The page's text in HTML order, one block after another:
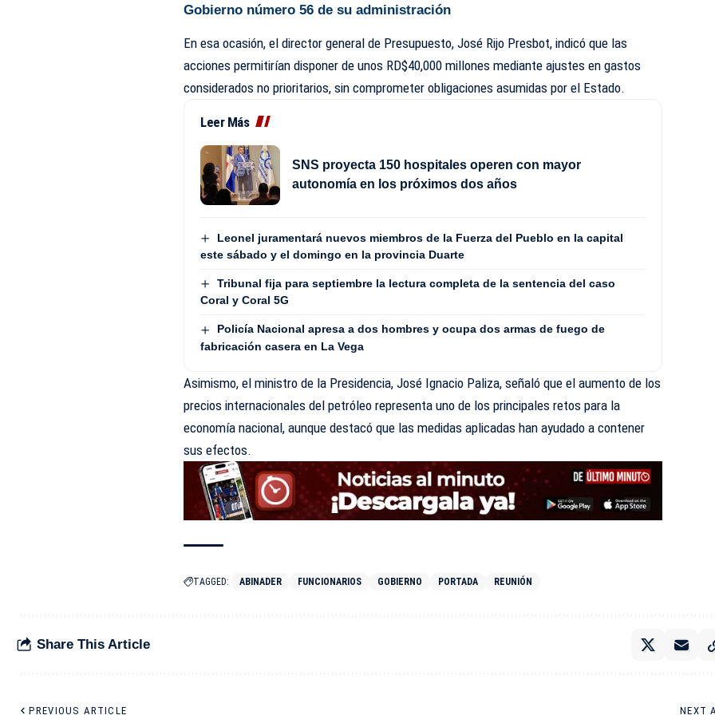
Gobierno número 56 de su administración
En esa ocasión, el director general de Presupuesto, José Rijo Presbot, indicó que las
acciones permitirían disponer de unos RD$40,000 millones mediante ajustes en gastos
considerados no prioritarios, sin comprometer obligaciones asumidas por el Estado.
Leer Más
SNS proyecta 150 hospitales operen con mayor
autonomía en los próximos dos años
Leonel juramentará nuevos miembros de la Fuerza del Pueblo en la capital
este sábado y el domingo en la provincia Duarte
Tribunal fija para septiembre la lectura completa de la sentencia del caso
Coral y Coral 5G
Policía Nacional apresa a dos hombres y ocupa dos armas de fuego de
fabricación casera en La Vega
Asimismo, el ministro de la Presidencia, José Ignacio Paliza, señaló que el aumento de los
precios internacionales del petróleo representa uno de los principales retos para la
economía nacional, aunque destacó que las medidas aplicadas han ayudado a contener
sus efectos.
TAGGED: ABINADER FUNCIONARIOS GOBIERNO PORTADA REUNIÓN
Share This Article
PREVIOUS ARTICLE NEXT